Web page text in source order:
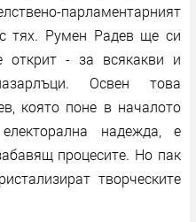
парламентарният
тях. Румен Радев ще си
открит - за всякакви и
Освен това
която поне в началото
надежда, е
процесите. Но пак
творческите